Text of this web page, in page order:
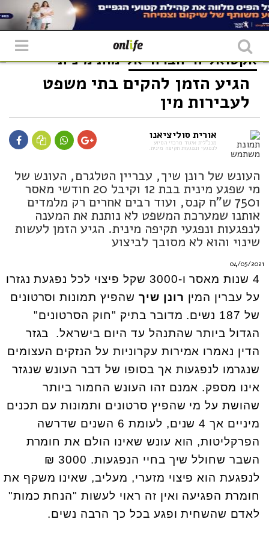
אקטואליה חברה אלימות מינית
הגיע הזמן להקים בתי משפט
לעבירות מין
אורית סוליציאנו
מנכ"לית איגוד מרכזי הסיוע
לנפגעי ונפגעות תקיפה מינית.
העונש של רונן שיך, עבריין הטלגרם, העונש של
מי שפגע מינית בבת 12 וקיבל 20 חודשי מאסר
ו750 ש"ח קנס, ועוד רבים אחרים רק מלמדים
אותנו שמערכת המשפט לא נותנת את המענה
לנפגעות ונפגעי תקיפה מינית. הגיע הזמן לעשות
שינוי והוא לא מסובך לביצוע
04/05/2021
4 שנות מאסר ו-3000 שקל פיצוי לכל נפגעת נגזרו
על עברין המין רונן שיך שהפיץ תמונות וסרטונים
של 187 נשים. מדובר בתיק "חוק הסרטונים"
הגדול ביותר שהתנהל עד היום בישראל. בגזר
הדין נאמרו אמירות עקרוניות על הנזקים העצומים
שנגרמו לנפגעות אך בסופו של דבר העונש שנגזר
אינו מספק. אמנם זהו העונש החמור ביותר
שהושת על מי שהפיץ סרטונים ותמונות עם תכנים
מיניים אך 4 שנים, לעומת 6 השנים שדרשה
הפרקליטות, הוא עונש שאינו הולם את חומרת
השבר שחולל שיך בחיי הנפגעות. 3000 ₪
לנפגעת הוא פיצוי מזערי, מעליב, שאינו משקף את
חומרת הפגיעה ואין זה ראוי לעשות "הנחת כמות"
לאדם שהשחית ופגע בכל כך הרבה נשים.